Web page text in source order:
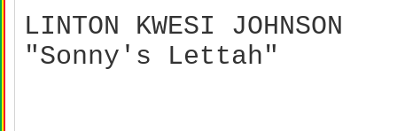
LINTON KWESI JOHNSON
"Sonny's Lettah"